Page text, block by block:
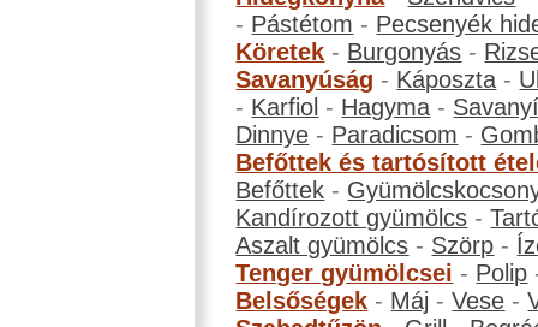
- Pástétom - Pecsenyék
Köretek - Burgonyás -
Savanyúság - Káposzta -
- Karfiol - Hagyma -
Dinnye - Paradicsom -
Befőttek és tartósított
Befőttek -
Kandírozott gyümölcs -
Aszalt gyümölcs - Szörp -
Tenger gyümölcsei - Polip
Belsőségek - Máj -Vese -